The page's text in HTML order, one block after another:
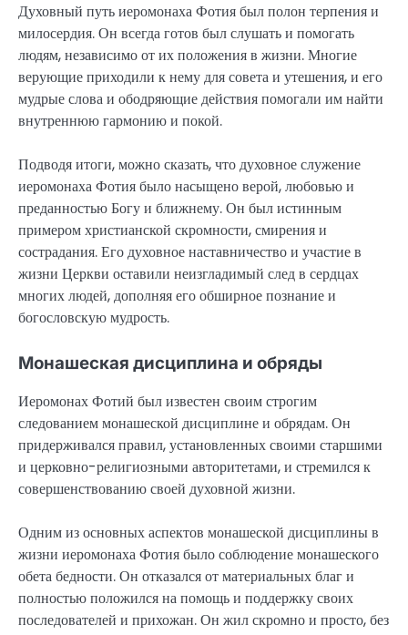
Духовный путь иеромонаха Фотия был полон терпения и
милосердия. Он всегда готов был слушать и помогать
людям, независимо от их положения в жизни. Многие
верующие приходили к нему для совета и утешения, и его
мудрые слова и ободряющие действия помогали им найти
внутреннюю гармонию и покой.
Подводя итоги, можно сказать, что духовное служение
иеромонаха Фотия было насыщено верой, любовью и
преданностью Богу и ближнему. Он был истинным
примером христианской скромности, смирения и
сострадания. Его духовное наставничество и участие в
жизни Церкви оставили неизгладимый след в сердцах
многих людей, дополняя его обширное познание и
богословскую мудрость.
Монашеская дисциплина и обряды
Иеромонах Фотий был известен своим строгим
следованием монашеской дисциплине и обрядам. Он
придерживался правил, установленных своими старшими
и церковно-религиозными авторитетами, и стремился к
совершенствованию своей духовной жизни.
Одним из основных аспектов монашеской дисциплины в
жизни иеромонаха Фотия было соблюдение монашеского
обета бедности. Он отказался от материальных благ и
полностью положился на помощь и поддержку своих
последователей и прихожан. Он жил скромно и просто, без